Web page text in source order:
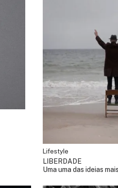
Lifestyle
LIBERDADE
Uma uma das ideias